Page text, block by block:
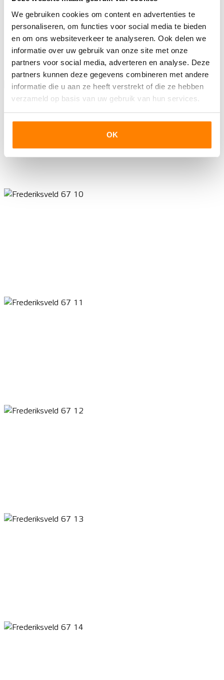
We gebruiken cookies om content en advertenties te
personaliseren, om functies voor social media te bieden
en om ons websiteverkeer te analyseren. Ook delen we
informatie over uw gebruik van onze site met onze
partners voor social media, adverteren en analyse. Deze
partners kunnen deze gegevens combineren met andere
informatie die u aan ze heeft verstrekt of die ze hebben
verzameld op basis van uw gebruik van hun services.
OK